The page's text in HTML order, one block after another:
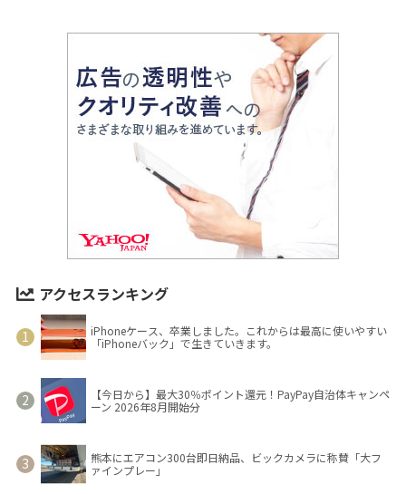
アクセスランキング
iPhoneケース、卒業しました。これからは最高に使いやすい
「iPhoneバック」で生きていきます。
【今日から】最大30％ポイント還元！PayPay自治体キャンペ
ーン 2026年8月開始分
熊本にエアコン300台即日納品、ビックカメラに称賛「大フ
ァインプレー」